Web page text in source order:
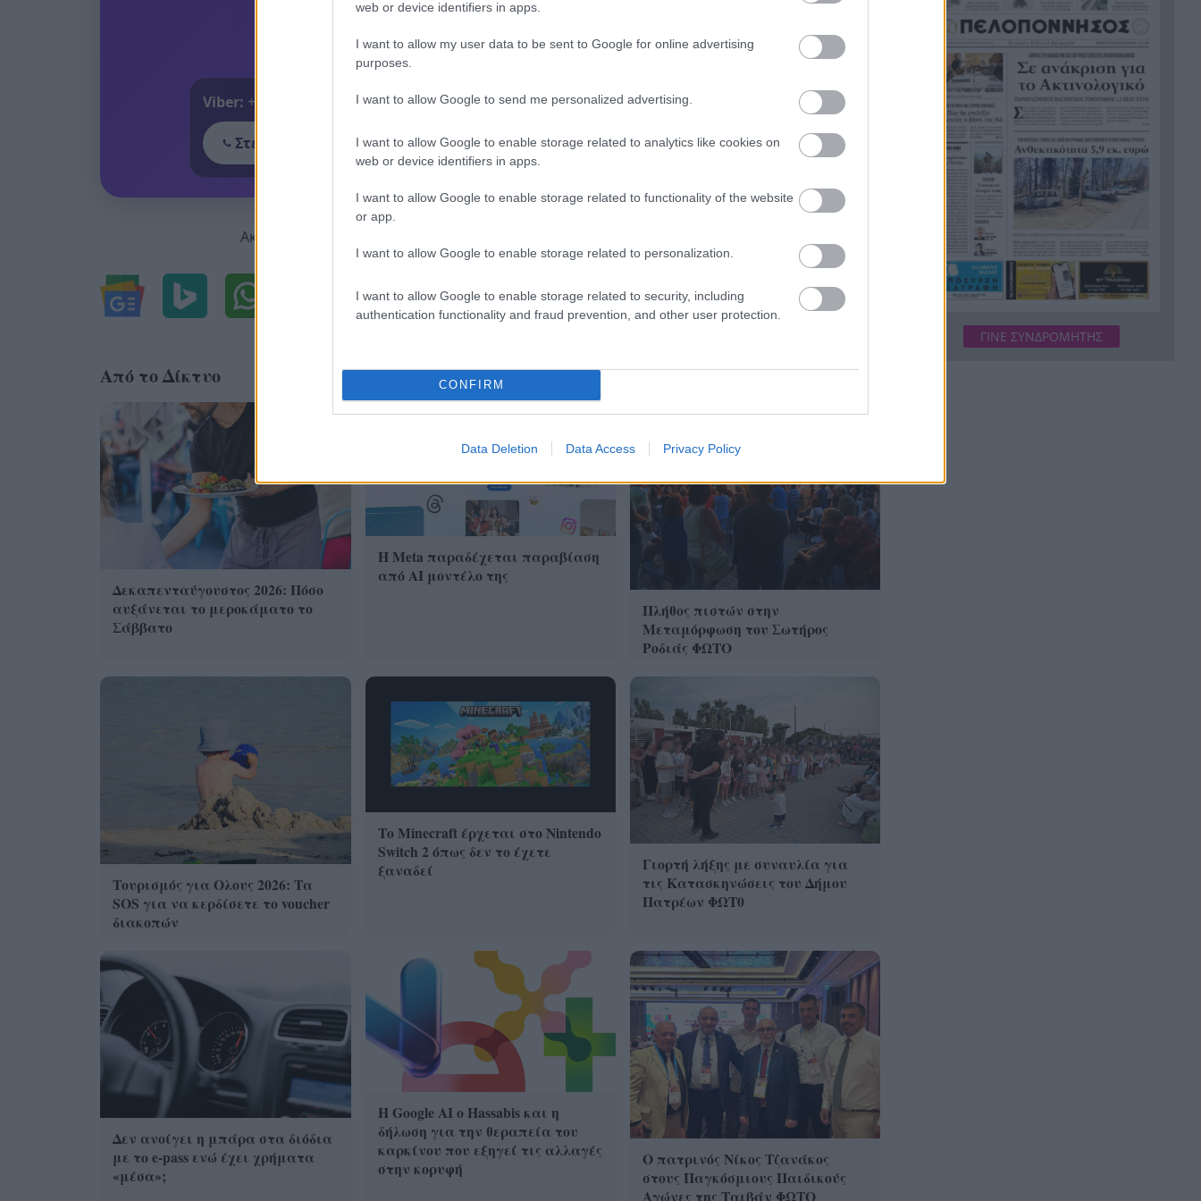
web or device identifiers in apps.
I want to allow my user data to be sent to Google for online advertising
purposes.
I want to allow Google to send me personalized advertising.
I want to allow Google to enable storage related to analytics like cookies on
web or device identifiers in apps.
I want to allow Google to enable storage related to functionality of the website
or app.
I want to allow Google to enable storage related to personalization.
I want to allow Google to enable storage related to security, including
authentication functionality and fraud prevention, and other user protection.
CONFIRM
Data Deletion Data Access Privacy Policy
Viber: +306909196125
Στείλε μήνυμα στο Viber
Ακολουθήστε μας για όλες τις
Από το Δίκτυο
Δεκαπενταύγουστος 2026: Πόσο
αυξάνεται το μεροκάματο το
Σάββατο
Η Meta παραδέχεται παραβίαση
από AI μοντέλο της
Πλήθος πιστών στην
Μεταμόρφωση του Σωτήρος
Ροδιάς ΦΩΤΟ
Τουρισμός για Ολους 2026: Τα
SOS για να κερδίσετε το voucher
διακοπών
Το Minecraft έρχεται στο Nintendo
Switch 2 όπως δεν το έχετε
ξαναδεί
Γιορτή λήξης με συναυλία για
τις Κατασκηνώσεις του Δήμου
Πατρέων ΦΩΤ0
Δεν ανοίγει η μπάρα στα διόδια
με το e-pass ενώ έχει χρήματα
«μέσα»;
Η Google ΑΙ ο Hassabis και η
δήλωση για την θεραπεία του
καρκίνου που εξηγεί τις αλλαγές
στην κορυφή
Ο πατρινός Νίκος Τζανάκος
στους Παγκόσμιους Παιδικούς
Αγώνες της Ταιβάν ΦΩΤΟ
Συγκινητική διάσωση νεαρού
γύπα που εγκλωβίστηκε σε
φαράγγι στην Κρήτη
13:08 Με τραγούδια και χαμόγελα
ολοκληρώθηκαν οι παιδικές
στην Πάτρα
Δολοφόνησαν διεθνή
ποδοσφαιριστή στην
Ουγκάντα
13:00 Σκιάθος: 39χρονη Βρετανίδα
κατανάλωσε αλκοόλ με την
ανήλικη κόρη της και
προκάλεσε επεισόδιο στο
Κέντρο Υγείας
ΓΙΝΕ ΣΥΝΔΡΟΜΗΤΗΣ